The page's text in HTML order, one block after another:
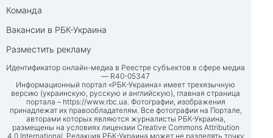
Команда
Вакансии в РБК-Украина
Разместить рекламу
Идентификатор онлайн-медиа в Реестре субъектов в сфере медиа
— R40-05347
Информационный портал «РБК-Украина» имеет трехязычную
версию (украинскую, русскую и английскую), главная страница
портала – https://www.rbc.ua. Фотографии, изображения
принадлежат их правообладателям. Все фотографии на Портале,
авторами которых являются журналисты РБК-Украина,
размещены на условиях лицензии Creative Commons Attribution
4.0 International. Редакция РБК-Украина может не разделять точку